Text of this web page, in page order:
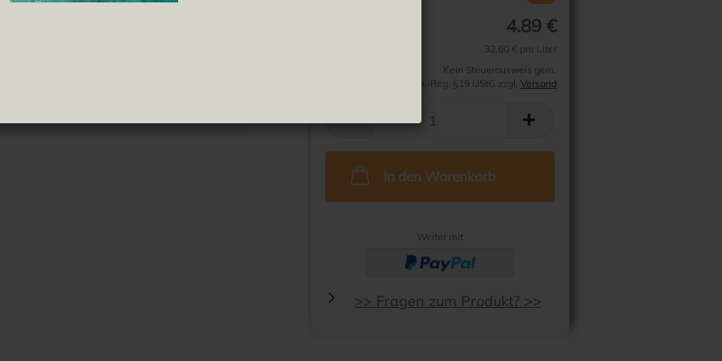
4.89 €
32.60 € pro Liter
Kein Steuerausweis gem.
Kleinuntern.-Reg. §19 UStG zzgl. Versand
In den Warenkorb
Weiter mit
>> Fragen zum Produkt? >>